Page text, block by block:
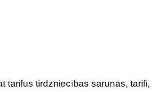
tarifus tirdzniecības sarunās, tarifi,